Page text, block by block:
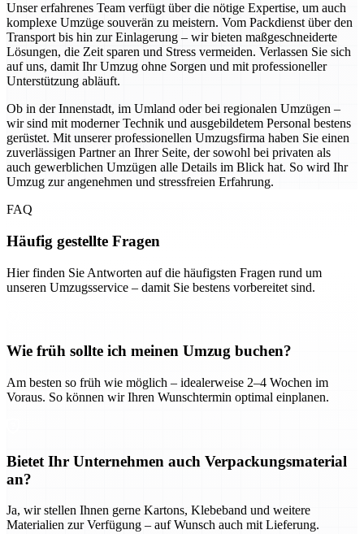
Unser erfahrenes Team verfügt über die nötige Expertise, um auch
komplexe Umzüge souverän zu meistern. Vom Packdienst über den
Transport bis hin zur Einlagerung – wir bieten maßgeschneiderte
Lösungen, die Zeit sparen und Stress vermeiden. Verlassen Sie sich
auf uns, damit Ihr Umzug ohne Sorgen und mit professioneller
Unterstützung abläuft.
Ob in der Innenstadt, im Umland oder bei regionalen Umzügen –
wir sind mit moderner Technik und ausgebildetem Personal bestens
gerüstet. Mit unserer professionellen Umzugsfirma haben Sie einen
zuverlässigen Partner an Ihrer Seite, der sowohl bei privaten als
auch gewerblichen Umzügen alle Details im Blick hat. So wird Ihr
Umzug zur angenehmen und stressfreien Erfahrung.
FAQ
Häufig gestellte Fragen
Hier finden Sie Antworten auf die häufigsten Fragen rund um
unseren Umzugsservice – damit Sie bestens vorbereitet sind.
Wie früh sollte ich meinen Umzug buchen?
Am besten so früh wie möglich – idealerweise 2–4 Wochen im
Voraus. So können wir Ihren Wunschtermin optimal einplanen.
Bietet Ihr Unternehmen auch Verpackungsmaterial
an?
Ja, wir stellen Ihnen gerne Kartons, Klebeband und weitere
Materialien zur Verfügung – auf Wunsch auch mit Lieferung.